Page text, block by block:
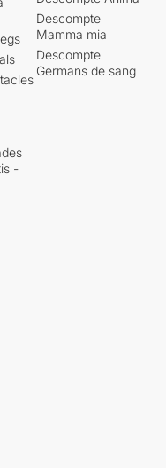
-
Descompte
Mamma mia
Descompte
Germans de sang